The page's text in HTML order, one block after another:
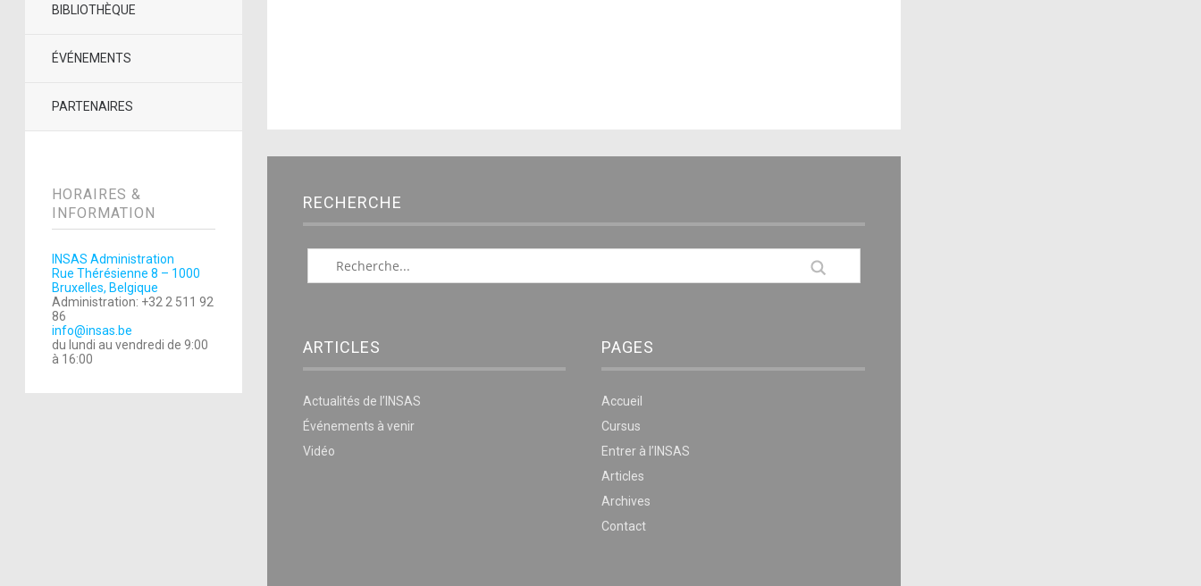
BIBLIOTHÈQUE
ÉVÉNEMENTS
PARTENAIRES
HORAIRES &
INFORMATION
INSAS Administration
Rue Thérésienne 8 – 1000
Bruxelles, Belgique
Administration: +32 2 511 92
86
info@insas.be
du lundi au vendredi de 9:00
à 16:00
RECHERCHE
ARTICLES
Actualités de l’INSAS
Événements à venir
Vidéo
PAGES
Accueil
Cursus
Entrer à l’INSAS
Articles
Archives
Contact